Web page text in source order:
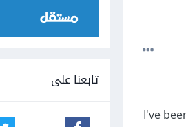
I've
تابعنا على